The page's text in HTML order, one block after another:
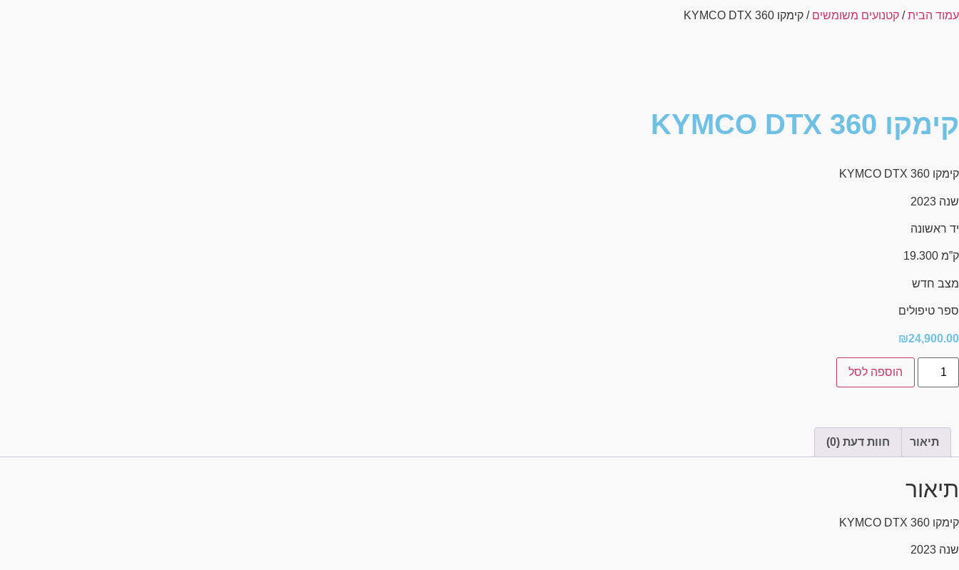
עמוד הבית/ קטנועים משומשים / קימקו KYMCO DTX 360
קימקו KYMCO DTX 360
קימקו KYMCO DTX 360
שנה 2023
יד ראשונה
ק”מ 19.300
מצב חדש
ספר טיפולים
₪24,900.00
הוספה לסל
תיאור חוות דעת (0)
תיאור
קימקו KYMCO DTX 360
שנה 2023